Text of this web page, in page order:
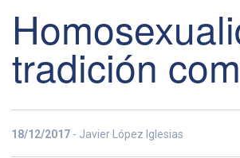
tradición
18/12/2017 - Javier López Iglesias